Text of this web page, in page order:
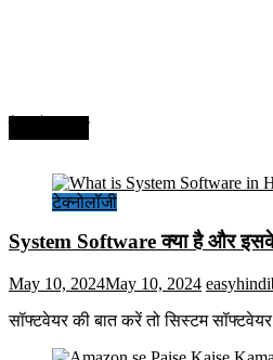
टेक्नोलॉजी
System Software क्या है और
May 10, 2024May 10, 2024
सॉफ्टवेयर की बात करें तो सिस्टम